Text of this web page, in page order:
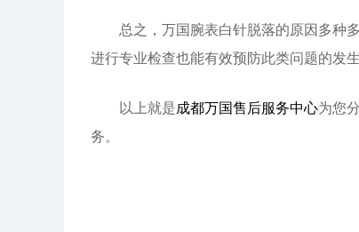
总之，万国腕表白针脱落的原因多种多
进行专业检查也能有效预防此类问题的发生
以上就是成都万国售后服务中心为您
务。